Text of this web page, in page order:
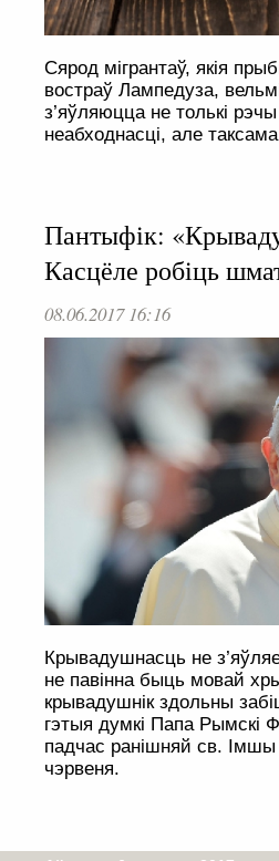
Сярод мігрантаў, якія
востраў Лампедуза,
з’яўляюцца не толькі
неабходнасці, але
Пантыфік:
Касцёле робіць
08.06.2017 16:16
Крывадушнасць не
не павінна быць мовай
крывадушнік здольны
гэтыя думкі Папа Рымскі
падчас ранішняй св.
чэрвеня.